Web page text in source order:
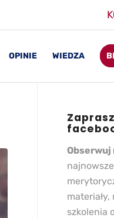
OPINIE WIEDZA
Obserwuj
szkolenia